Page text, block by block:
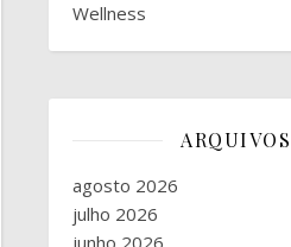
Wellness
ARQUIVOS
agosto 2026
julho 2026
junho 2026